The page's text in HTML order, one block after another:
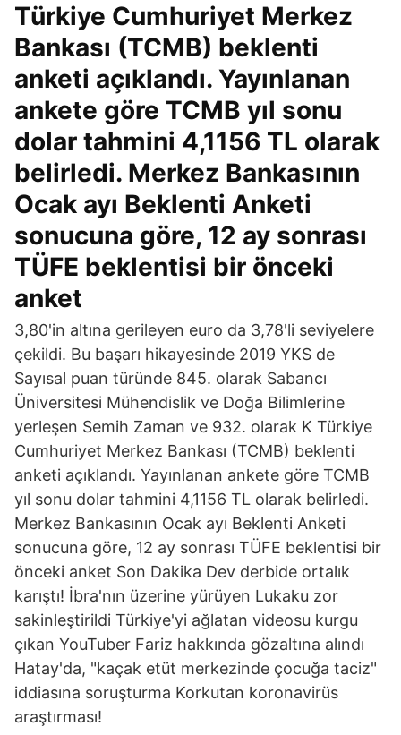
Türkiye Cumhuriyet Merkez
Bankası (TCMB) beklenti
anketi açıklandı. Yayınlanan
ankete göre TCMB yıl sonu
dolar tahmini 4,1156 TL olarak
belirledi. Merkez Bankasının
Ocak ayı Beklenti Anketi
sonucuna göre, 12 ay sonrası
TÜFE beklentisi bir önceki
anket
3,80'in altına gerileyen euro da 3,78'li seviyelere
çekildi. Bu başarı hikayesinde 2019 YKS de
Sayısal puan türünde 845. olarak Sabancı
Üniversitesi Mühendislik ve Doğa Bilimlerine
yerleşen Semih Zaman ve 932. olarak K Türkiye
Cumhuriyet Merkez Bankası (TCMB) beklenti
anketi açıklandı. Yayınlanan ankete göre TCMB
yıl sonu dolar tahmini 4,1156 TL olarak belirledi.
Merkez Bankasının Ocak ayı Beklenti Anketi
sonucuna göre, 12 ay sonrası TÜFE beklentisi bir
önceki anket Son Dakika Dev derbide ortalık
karıştı! İbra'nın üzerine yürüyen Lukaku zor
sakinleştirildi Türkiye'yi ağlatan videosu kurgu
çıkan YouTuber Fariz hakkında gözaltına alındı
Hatay'da, "kaçak etüt merkezinde çocuğa taciz"
iddiasına soruşturma Korkutan koronavirüs
araştırması!